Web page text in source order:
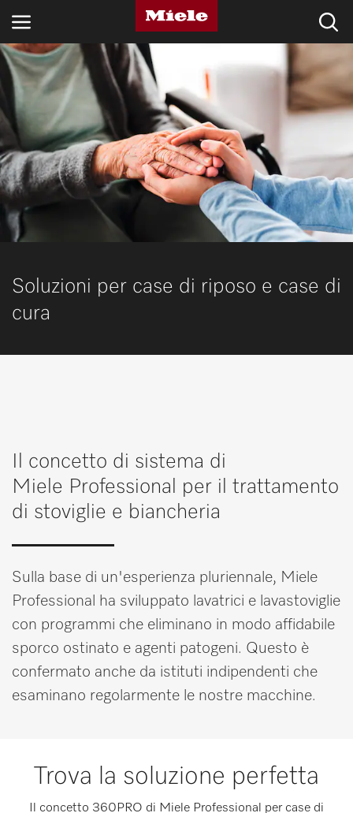
SETTORI
BLOG E NOVITÀ
PRODOTTI
ASSISTENZA E SUPPORTO
Soluzioni per case di riposo e case di
cura
Il concetto di sistema di
Miele Professional per il trattamento
di stoviglie e biancheria
Sulla base di un'esperienza pluriennale, Miele
Professional ha sviluppato lavatrici e lavastoviglie
con programmi che eliminano in modo affidabile
sporco ostinato e agenti patogeni. Questo è
confermato anche da istituti indipendenti che
esaminano regolarmente le nostre macchine.
Trova la soluzione perfetta
Il concetto 360PRO di Miele Professional per case di